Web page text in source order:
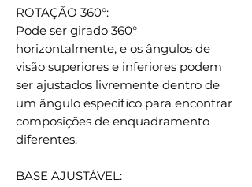
ROTAÇÃO 360°:
Pode ser girado 360°
horizontalmente, e os ângulos de
visão superiores e inferiores podem
ser ajustados livremente dentro de
um ângulo específico para encontrar
composições de enquadramento
diferentes.
BASE AJUSTÁVEL: